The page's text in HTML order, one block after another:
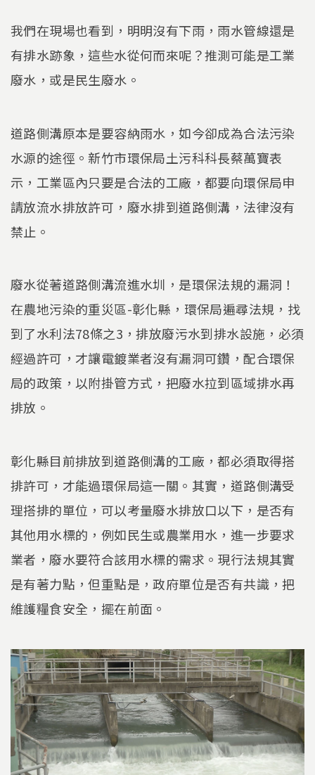
我們在現場也看到，明明沒有下雨，雨水管線還是
有排水跡象，這些水從何而來呢？推測可能是工業
廢水，或是民生廢水。
道路側溝原本是要容納雨水，如今卻成為合法污染
水源的途徑。新竹市環保局土污科科長蔡萬寶表
示，工業區內只要是合法的工廠，都要向環保局申
請放流水排放許可，廢水排到道路側溝，法律沒有
禁止。
廢水從著道路側溝流進水圳，是環保法規的漏洞！
在農地污染的重災區-彰化縣，環保局遍尋法規，找
到了水利法78條之3，排放廢污水到排水設施，必須
經過許可，才讓電鍍業者沒有漏洞可鑽，配合環保
局的政策，以附掛管方式，把廢水拉到區域排水再
排放。
彰化縣目前排放到道路側溝的工廠，都必須取得搭
排許可，才能過環保局這一關。其實，道路側溝受
理搭排的單位，可以考量廢水排放口以下，是否有
其他用水標的，例如民生或農業用水，進一步要求
業者，廢水要符合該用水標的需求。現行法規其實
是有著力點，但重點是，政府單位是否有共識，把
維護糧食安全，擺在前面。